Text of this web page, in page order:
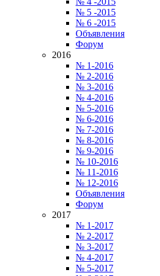
№ 5 -2015
№ 6 -2015
Объявления
Форум
2016
№ 1-2016
№ 2-2016
№ 3-2016
№ 4-2016
№ 5-2016
№ 6-2016
№ 7-2016
№ 8-2016
№ 9-2016
№ 10-2016
№ 11-2016
№ 12-2016
Объявления
Форум
2017
№ 1-2017
№ 2-2017
№ 3-2017
№ 4-2017
№ 5-2017